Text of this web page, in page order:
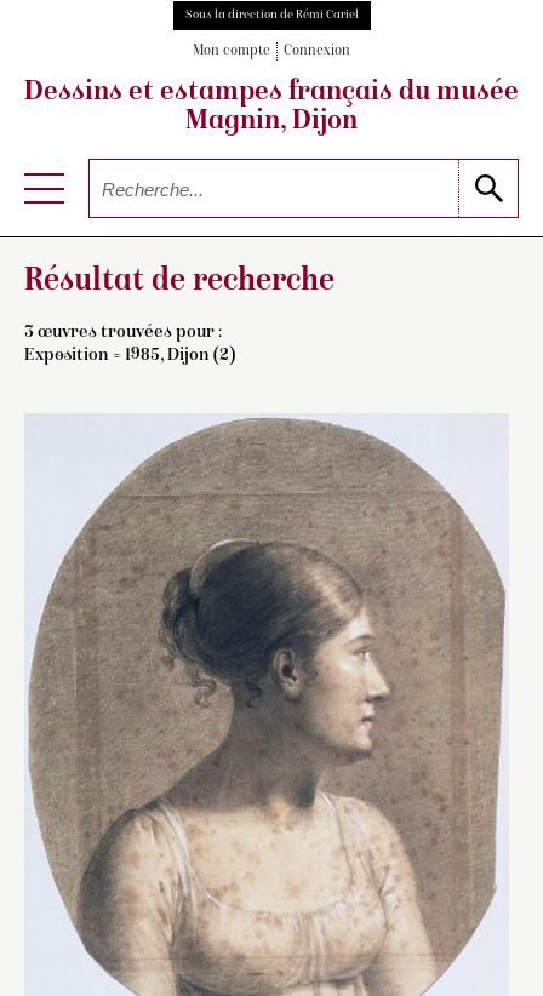
Sous la direction de Rémi Cariel
Mon compte Connexion
Dessins et estampes français du musée
Magnin, Dijon
Résultat de recherche
3 œuvres trouvées pour :
Exposition = 1985, Dijon (2)